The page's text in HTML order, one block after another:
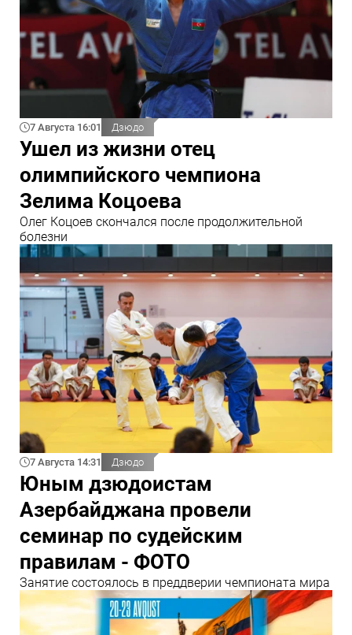
7 Августа 16:01 Дзюдо
Ушел из жизни отец
олимпийского чемпиона
Зелима Коцоева
Олег Коцоев скончался после продолжительной
болезни
7 Августа 14:31 Дзюдо
Юным дзюдоистам
Азербайджана провели
семинар по судейским
правилам - ФОТО
Занятие состоялось в преддверии чемпионата мира